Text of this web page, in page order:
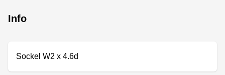
Info
Sockel W2 x 4.6d